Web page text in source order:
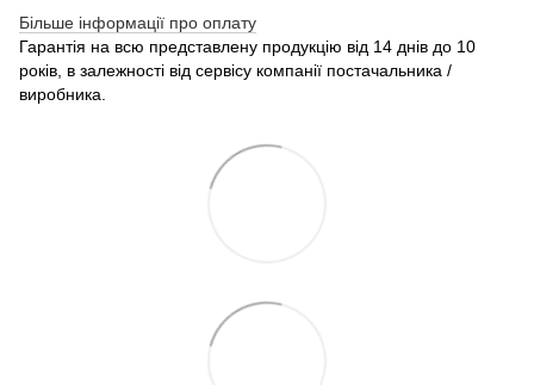
Більше інформації про оплату
Гарантія на всю представлену продукцію від 14 днів до 10
років, в залежності від сервісу компанії постачальника /
виробника.